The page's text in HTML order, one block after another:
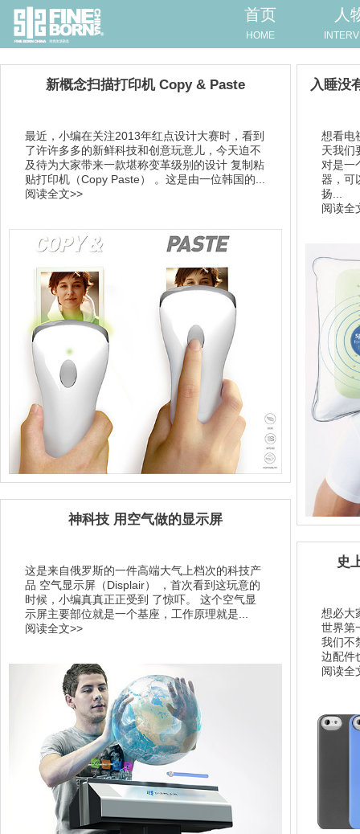
首页
HOME
人
新概念扫描打印机 Copy & Paste
最近，小编在关注2013年红点设计大赛时，看到
了许许多多的新鲜科技和创意玩意儿，今天迫不
及待为大家带来一款堪称变革级别的设计 复制粘
贴打印机（Copy Paste） 。这是由一位韩国的...
阅读全文>>
入睡没
想看电
天我们
对是一
器，可
扬...
阅读全
神科技 用空气做的显示屏
这是来自俄罗斯的一件高端大气上档次的科技产
品 空气显示屏（Displair） ，首次看到这玩意的
时候，小编真真正正受到 了惊吓。 这个空气显
示屏主要部位就是一个基座，工作原理就是...
阅读全文>>
史
想必大
世界第
我们不
边配件
阅读全